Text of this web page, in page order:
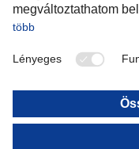
Turkey
OCEANIA